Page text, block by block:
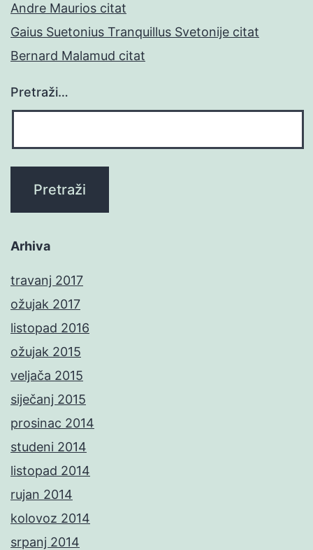
Andre Maurios citat
Gaius Suetonius Tranquillus Svetonije citat
Bernard Malamud citat
Pretraži…
Arhiva
travanj 2017
ožujak 2017
listopad 2016
ožujak 2015
veljača 2015
siječanj 2015
prosinac 2014
studeni 2014
listopad 2014
rujan 2014
kolovoz 2014
srpanj 2014